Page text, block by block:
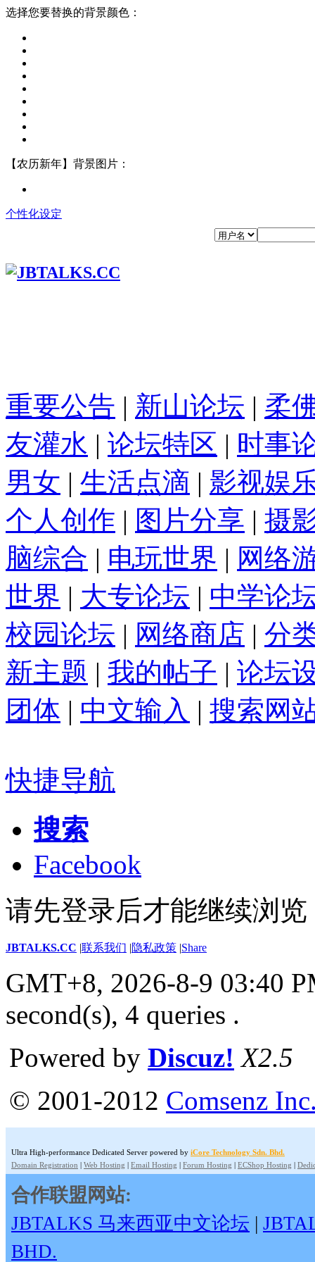
选择您要替换的背景颜色：
【农历新年】背景图片：
个性化设定
重要公告 | 新山论坛 | 柔
友灌水 | 论坛特区 | 时事
男女 | 生活点滴 | 影视娱
个人创作 | 图片分享 | 摄
脑综合 | 电玩世界 | 网络
世界 | 大专论坛 | 中学论
校园论坛 | 网络商店 | 分
新主题 | 我的帖子 | 论坛
团体 | 中文输入 | 搜索网
快捷导航
搜索
Facebook
请先登录后才能继续浏览
JBTALKS.CC |联系我们 |隐私政策 |Share
GMT+8, 2026-8-9 03:40
second(s), 4 queries .
Powered by Discuz! X2.5
© 2001-2012 Comsenz
Ultra High-performance Dedicated Server powered by iCore Technology Sdn. Bhd.
Domain Registration | Web Hosting | Email Hosting | Forum Hosting | ECShop Hosting |
合作联盟网站:
JBTALKS 马来西亚中文论坛 |
BHD.